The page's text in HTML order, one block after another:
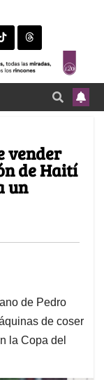
vender
de Haití
un
de Pedro
de coser
la Copa del